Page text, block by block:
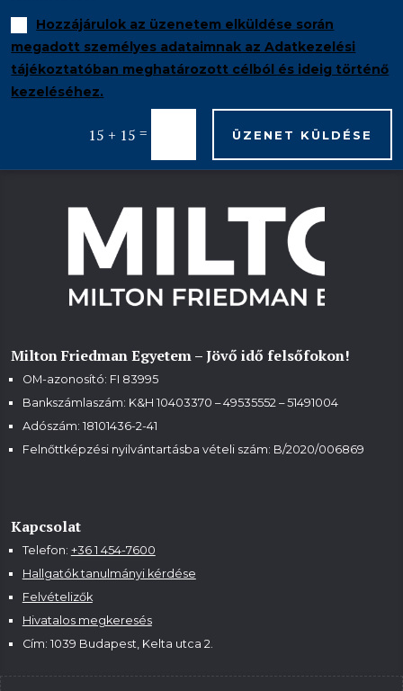
Hozzájárulok az üzenetem elküldése során
megadott személyes adataimnak az Adatkezelési
tájékoztatóban meghatározott célból és ideig történő
kezeléséhez.
15 + 15 = ÜZENET KÜLDÉSE
Milton Friedman Egyetem – Jövő idő felsőfokon!
OM-azonosító: FI 83995
Bankszámlaszám: K&H 10403370 – 49535552 – 51491004
Adószám: 18101436-2-41
Felnőttképzési nyilvántartásba vételi szám: B/2020/006869
Kapcsolat
Telefon: +36 1 454-7600
Hallgatók tanulmányi kérdése
Felvételizők
Hivatalos megkeresés
Cím: 1039 Budapest, Kelta utca 2.